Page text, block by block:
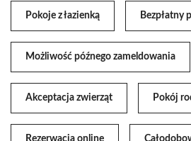
Pokoje z łazienką Bezpłatny
Możliwość późnego zameldowania
Akceptacja zwierząt Pokój
Rezerwacja online